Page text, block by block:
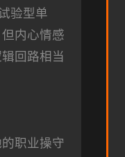
验型单
内心情感
回路相当
职业操守